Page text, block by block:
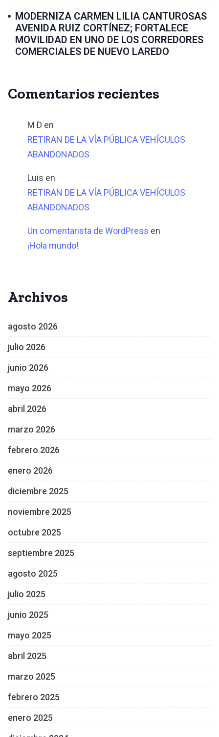
MODERNIZA CARMEN LILIA CANTUROSAS
AVENIDA RUIZ CORTÍNEZ; FORTALECE
MOVILIDAD EN UNO DE LOS CORREDORES
COMERCIALES DE NUEVO LAREDO
Comentarios recientes
M D en
RETIRAN DE LA VÍA PÚBLICA VEHÍCULOS
ABANDONADOS
Luis en
RETIRAN DE LA VÍA PÚBLICA VEHÍCULOS
ABANDONADOS
Un comentarista de WordPress en
¡Hola mundo!
Archivos
agosto 2026
julio 2026
junio 2026
mayo 2026
abril 2026
marzo 2026
febrero 2026
enero 2026
diciembre 2025
noviembre 2025
octubre 2025
septiembre 2025
agosto 2025
julio 2025
junio 2025
mayo 2025
abril 2025
marzo 2025
febrero 2025
enero 2025